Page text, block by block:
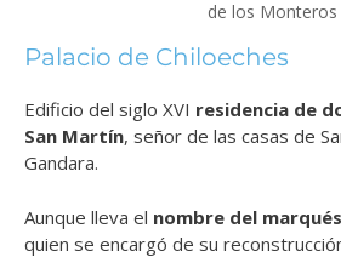
de los Monteros
Palacio de Chiloeches
Edificio del siglo XVI residencia de
San Martín, señor de las casas de
Gandara.
Aunque lleva el nombre del
quien se encargó de su